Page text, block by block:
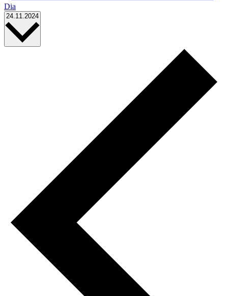
Dia
24.11.2024 Selecciona